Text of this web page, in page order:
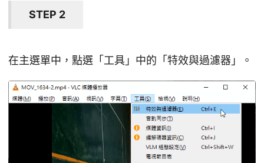
STEP 2
在主選單中，點選「工具」中的「特效與過濾器」。